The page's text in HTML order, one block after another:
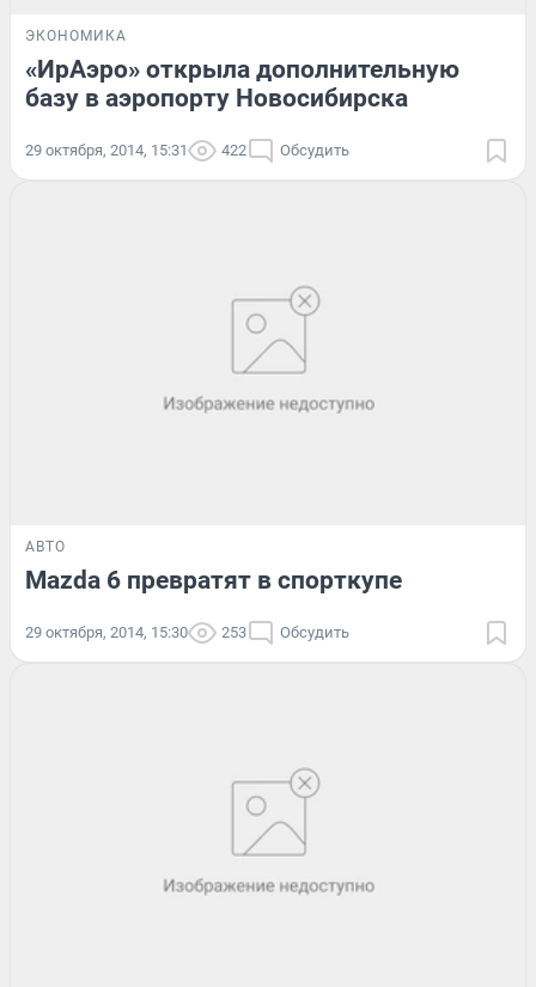
ЭКОНОМИКА
«ИрАэро» открыла дополнительную
базу в аэропорту Новосибирска
29 октября, 2014, 15:31 422 Обсудить
АВТО
Mazda 6 превратят в спорткупе
29 октября, 2014, 15:30 253 Обсудить